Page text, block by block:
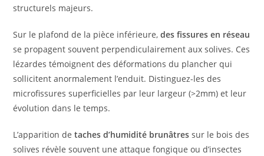
structurels majeurs.
Sur le plafond de la pièce inférieure,des fissures en réseau
se propagent souvent perpendiculairement aux solives. Ces
lézardes témoignent des déformations du plancher qui
sollicitent anormalement l’enduit. Distinguez-les des
microfissures superficielles par leur largeur (>2mm) et leur
évolution dans le temps.
L’apparition detaches d’humidité brunâtres sur le bois des
solives révèle souvent une attaque fongique ou d’insectes